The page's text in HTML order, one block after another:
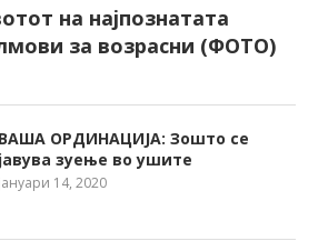
на најпознатата
за возрасни (ФОТО)
ВАША ОРДИНАЦИЈА: Зошто се
јавува зуење во ушите
јануари 14, 2020